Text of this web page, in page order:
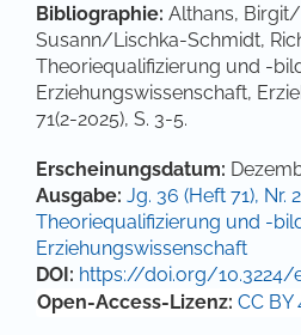
Bibliographie: Althans,
Susann/Lischka-Schmidt,
Theoriequalifizierung und -
Erziehungswissenschaft,
71(2-2025), S. 3-5.
Artikel-Details
Erscheinungsdatum:
Ausgabe: Jg. 36 (Heft 71), Nr.
Theoriequalifizierung und -
Erziehungswissenschaft
DOI: https://doi.org/10.3224/
Open-Access-Lizenz: CC BY